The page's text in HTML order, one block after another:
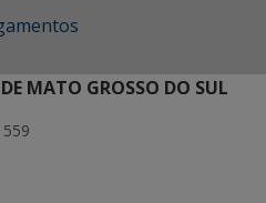
MATO GROSSO DO SUL